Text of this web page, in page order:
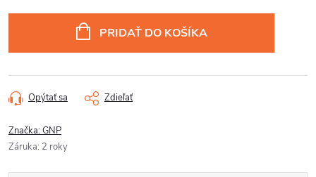
PRIDAŤ DO KOŠÍKA
Opýtať sa Zdieľať
Značka:GNP
Záruka: 2 roky